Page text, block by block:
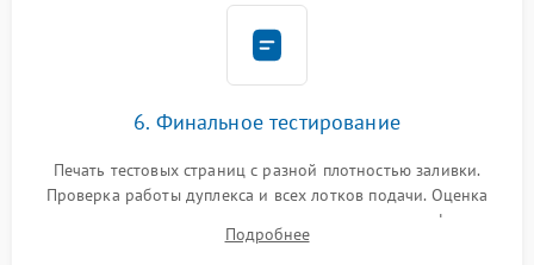
6. Финальное тестирование
Печать тестовых страниц с разной плотностью заливки.
Проверка работы дуплекса и всех лотков подачи. Оценка
качества запекания тонера и полное отсутствие дефектов
изображения перед выдачей готового устройства.
Подробнее